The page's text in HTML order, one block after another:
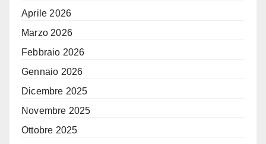
Aprile 2026
Marzo 2026
Febbraio 2026
Gennaio 2026
Dicembre 2025
Novembre 2025
Ottobre 2025